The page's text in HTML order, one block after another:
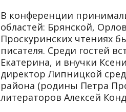
В конференции
областей: Брянской,
Проскуринских чтениях
писателя. Среди гостей
Екатерина, и внучки
директор Липницкой
района (родины Петра
литераторов Алексей